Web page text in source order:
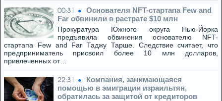
00:31
Основателя NFT-стартапа Few and
Far обвинили в растрате $10 млн
Прокуратура Южного округа Нью-Йорка
предъявила обвинения основателю NFT-
стартапа Few and Far Таджу Тарше. Следствие считает, что
предприниматель присвоил более 10 млн долларов,
привлеченных от…
22:31
Компания, занимающаяся
помощью в эмиграции израильтян,
обратилась за защитой от кредиторов